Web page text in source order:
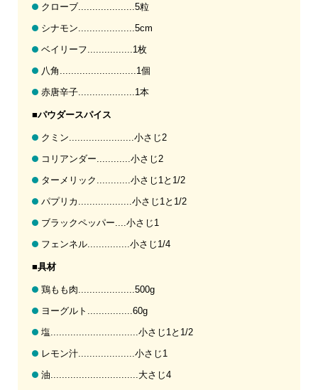
クローブ....................5粒
シナモン....................5cm
ベイリーフ................1枚
八角...........................1個
赤唐辛子....................1本
■パウダースパイス
クミン.......................小さじ2
コリアンダー............小さじ2
ターメリック............小さじ1と1/2
パプリカ...................小さじ1と1/2
ブラックペッパー....小さじ1
フェンネル...............小さじ1/4
■具材
鶏もも肉....................500g
ヨーグルト................60g
塩...............................小さじ1と1/2
レモン汁....................小さじ1
油...............................大さじ4